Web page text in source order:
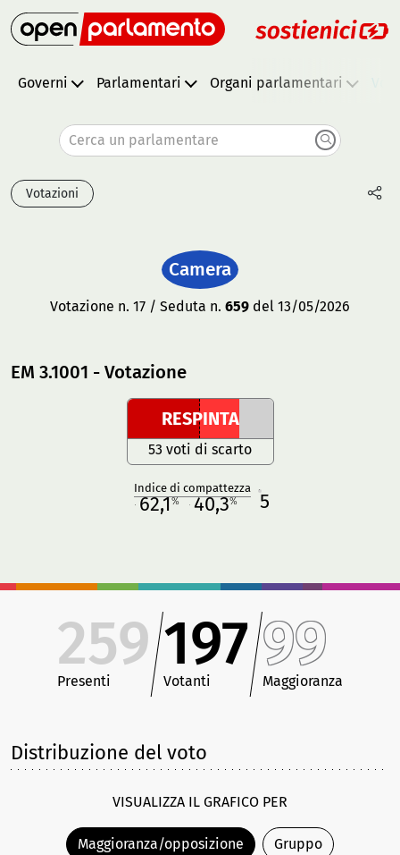
Governi Parlamentari Organi parlamentari
Cerca un parlamentare
Votazioni
Camera
Votazione n. 17 / Seduta n. 659 del 13/05/2026
EM 3.1001 - Votazione
RESPINTA
53 voti di scarto
Indice di compattezza
62,1% 40,3% 5
259
Presenti
197
Votanti
99
Maggioranza
Distribuzione del voto
VISUALIZZA IL GRAFICO PER
Maggioranza/opposizione Gruppo